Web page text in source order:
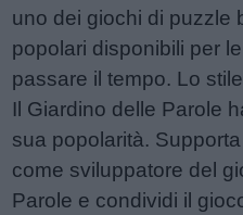
uno dei giochi di puzzle
popolari disponibili per
passare il tempo. Lo
Il Giardino delle Parole
sua popolarità.
come sviluppatore del
Parole e condividi il